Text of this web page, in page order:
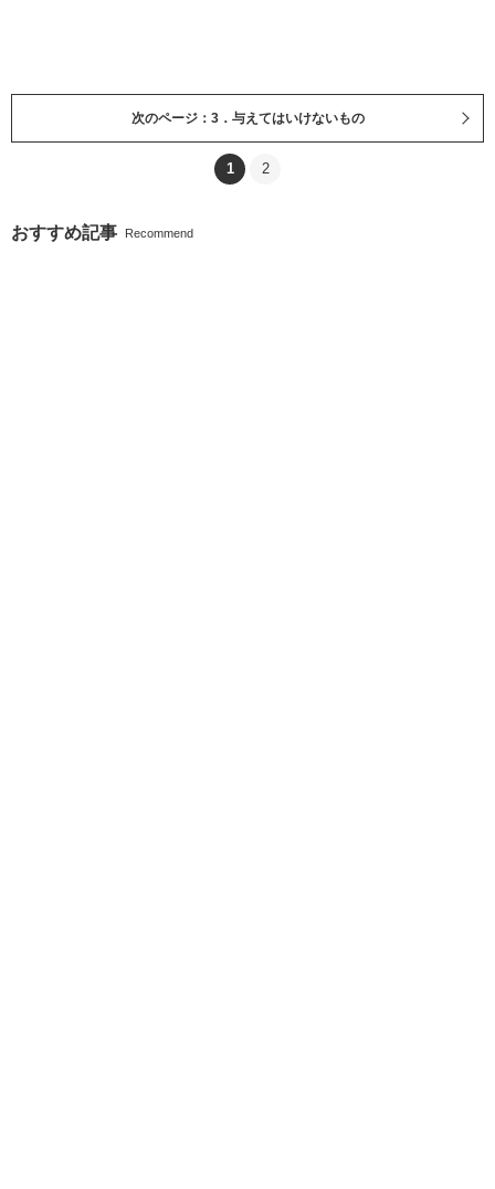
次のページ：3．与えてはいけないもの
1 2
おすすめ記事 Recommend